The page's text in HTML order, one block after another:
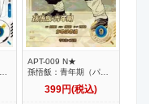
APT-009 N★
孫悟飯：青年期（パラ
レル） 【アドバンスパ
ック 40th Anniversary
399円(税込)